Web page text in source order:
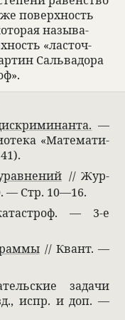
поверх­ность
назы­ва­
«ласточ­
Саль­ва­дора
—
«Матема­ти­
// Жур­
— Cтр. 10—16.
— 3-е
// Квант. —
задачи
испр. и доп. —